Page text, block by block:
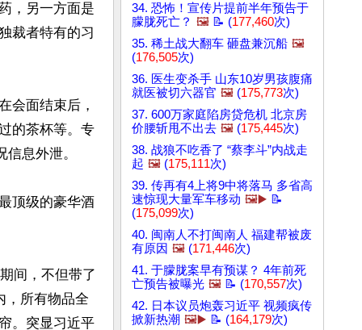
，另一方面是
裁者特有的习
会面结束后，
的茶杯等。专
息外泄。
顶级的豪华酒
间，不但带了
，所有物品全
。突显习近平
34. 恐怖！宣传片提前半年预告于
朦胧死亡？ 🖼️ 📝 (177,460次)
35. 稀土战大翻车 砸盘兼沉船 🖼️
(176,505次)
36. 医生变杀手 山东10岁男孩腹痛
就医被切六器官 🖼️ (175,773次)
37. 600万家庭陷房贷危机 北京房
价腰斩甩不出去 🖼️ (175,445次)
38. 战狼不吃香了 “蔡李斗”内战走
起 🖼️ (175,111次)
39. 传再有4上将9中将落马 多省高
速惊现大量军车移动 🖼️▶️ 📝
(175,099次)
40. 闽南人不打闽南人 福建帮被废
有原因 🖼️ (171,446次)
41. 于朦胧案早有预谋？ 4年前死
亡预告被曝光 🖼️ 📝 (170,557次)
42. 日本议员炮轰习近平 视频疯传
掀新热潮 🖼️▶️ 📝 (164,179次)